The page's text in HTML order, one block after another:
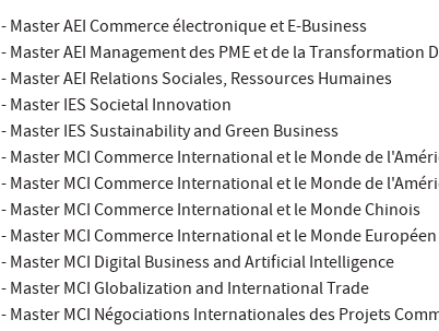
- Master AEI Commerce électronique et E-Business
- Master AEI Management des PME et de la Transformation
- Master AEI Relations Sociales, Ressources Humaines
- Master IES Societal Innovation
- Master IES Sustainability and Green Business
- Master MCI Commerce International et le Monde de
- Master MCI Commerce International et le Monde de
- Master MCI Commerce International et le Monde Chinois
- Master MCI Commerce International et le Monde Européen
- Master MCI Digital Business and Artificial Intelligence
- Master MCI Globalization and International Trade
- Master MCI Négociations Internationales des Projets